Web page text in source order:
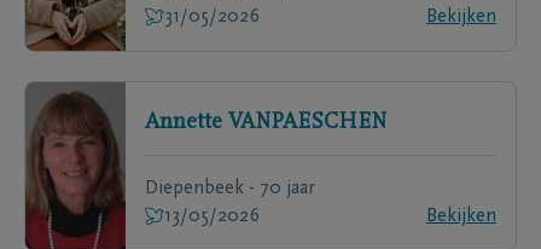
31/05/2026
Bekijken
Annette VANPAESCHEN
Diepenbeek - 70 jaar
13/05/2026
Bekijken